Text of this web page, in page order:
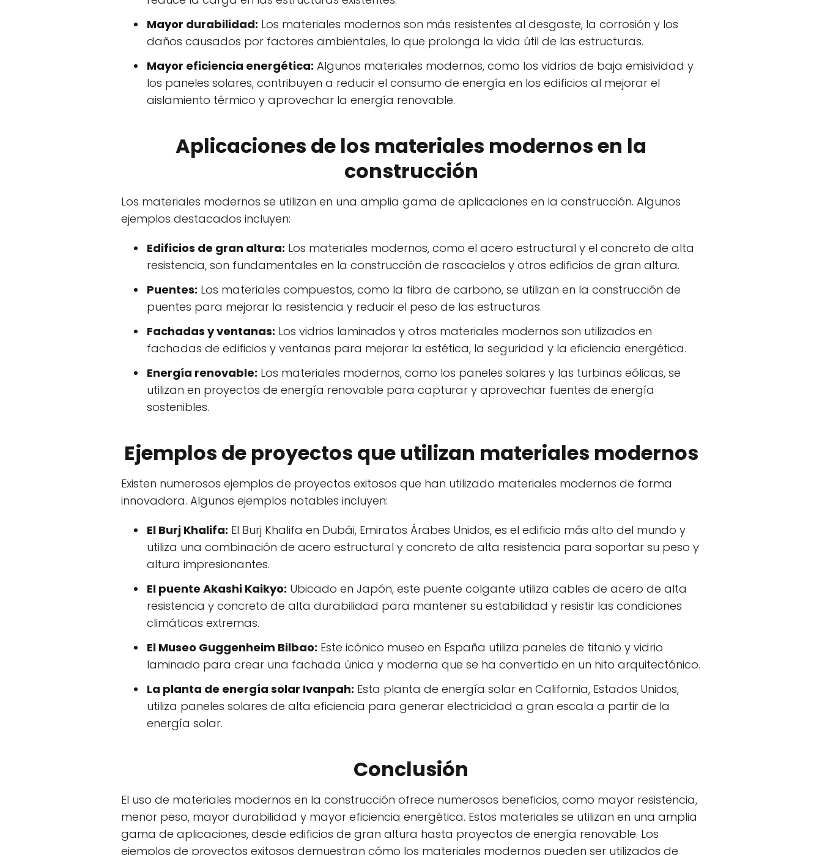
Mayor durabilidad: Los materiales modernos son más resistentes al desgaste, la corrosión y los
daños causados por factores ambientales, lo que prolonga la vida útil de las estructuras.
Mayor eficiencia energética: Algunos materiales modernos, como los vidrios de baja emisividad y
los paneles solares, contribuyen a reducir el consumo de energía en los edificios al mejorar el
aislamiento térmico y aprovechar la energía renovable.
Aplicaciones de los materiales modernos en la
construcción
Los materiales modernos se utilizan en una amplia gama de aplicaciones en la construcción. Algunos
ejemplos destacados incluyen:
Edificios de gran altura: Los materiales modernos, como el acero estructural y el concreto de alta
resistencia, son fundamentales en la construcción de rascacielos y otros edificios de gran altura.
Puentes: Los materiales compuestos, como la fibra de carbono, se utilizan en la construcción de
puentes para mejorar la resistencia y reducir el peso de las estructuras.
Fachadas y ventanas: Los vidrios laminados y otros materiales modernos son utilizados en
fachadas de edificios y ventanas para mejorar la estética, la seguridad y la eficiencia energética.
Energía renovable: Los materiales modernos, como los paneles solares y las turbinas eólicas, se
utilizan en proyectos de energía renovable para capturar y aprovechar fuentes de energía
sostenibles.
Ejemplos de proyectos que utilizan materiales modernos
Existen numerosos ejemplos de proyectos exitosos que han utilizado materiales modernos de forma
innovadora. Algunos ejemplos notables incluyen:
El Burj Khalifa: El Burj Khalifa en Dubái, Emiratos Árabes Unidos, es el edificio más alto del mundo y
utiliza una combinación de acero estructural y concreto de alta resistencia para soportar su peso y
altura impresionantes.
El puente Akashi Kaikyo: Ubicado en Japón, este puente colgante utiliza cables de acero de alta
resistencia y concreto de alta durabilidad para mantener su estabilidad y resistir las condiciones
climáticas extremas.
El Museo Guggenheim Bilbao: Este icónico museo en España utiliza paneles de titanio y vidrio
laminado para crear una fachada única y moderna que se ha convertido en un hito arquitectónico.
La planta de energía solar Ivanpah: Esta planta de energía solar en California, Estados Unidos,
utiliza paneles solares de alta eficiencia para generar electricidad a gran escala a partir de la
energía solar.
Conclusión
El uso de materiales modernos en la construcción ofrece numerosos beneficios, como mayor resistencia,
menor peso, mayor durabilidad y mayor eficiencia energética. Estos materiales se utilizan en una amplia
gama de aplicaciones, desde edificios de gran altura hasta proyectos de energía renovable. Los
ejemplos de proyectos exitosos demuestran cómo los materiales modernos pueden ser utilizados de